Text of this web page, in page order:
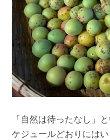
「自然は待ったなし」
ケジュールどおりには